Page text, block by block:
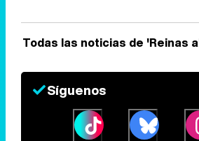
Todas las noticias de 'Reinas
Síguenos